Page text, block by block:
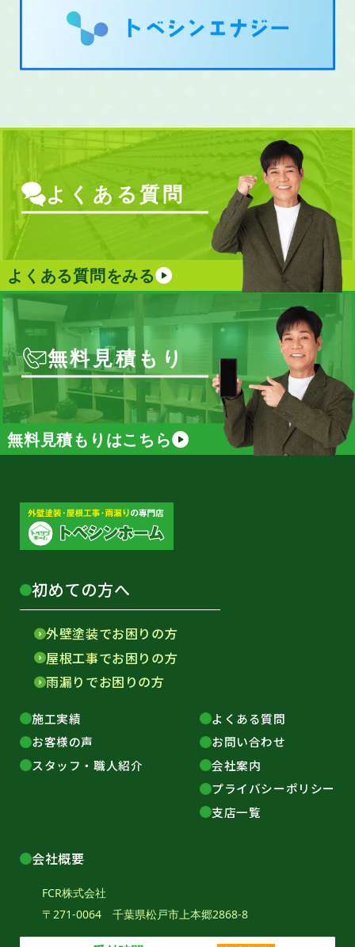
よくある質問
よくある質問をみる
無料見積もり
無料見積もりはこちら
初めての方へ
外壁塗装でお困りの方
屋根工事でお困りの方
雨漏りでお困りの方
施工実績
お客様の声
スタッフ・職人紹介
よくある質問
お問い合わせ
会社案内
プライバシーポリシー
支店一覧
会社概要
FCR株式会社
〒271-0064 千葉県松戸市上本郷2868-8